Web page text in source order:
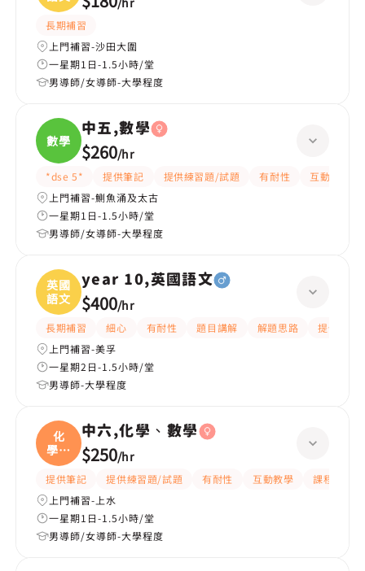
長期補習
上門補習-沙田大圍
一星期1日-1.5小時/堂
男導師/女導師-大學程度
數學
中五,數學
$260/hr
*dse 5* 提供筆記 提供練習題/試題 有耐性
互動教學
上門補習-鰂魚涌及太古
一星期1日-1.5小時/堂
男導師/女導師-大學程度
英國
語文
year 10,英國語文
$400/hr
長期補習 細心 有耐性 題目講解 解題思路
提供練習
上門補習-美孚
一星期2日-1.5小時/堂
男導師-大學程度
化
學、
數學
中六,化學、數學
$250/hr
提供筆記 提供練習題/試題 有耐性 互動教學
課程設計
上門補習-上水
一星期1日-1.5小時/堂
男導師/女導師-大學程度